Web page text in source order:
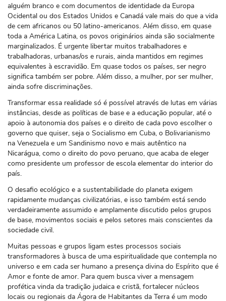
alguém branco e com documentos de identidade da Europa
Ocidental ou dos Estados Unidos e Canadá vale mais do que a vida
de cem africanos ou 50 latino-americanos. Além disso, em quase
toda a América Latina, os povos originários ainda são socialmente
marginalizados. É urgente libertar muitos trabalhadores e
trabalhadoras, urbanas/os e rurais, ainda mantidos em regimes
equivalentes à escravidão. Em quase todos os países, ser negro
significa também ser pobre. Além disso, a mulher, por ser mulher,
ainda sofre discriminações.
Transformar essa realidade só é possível através de lutas em várias
instâncias, desde as políticas de base e a educação popular, até o
apoio à autonomia dos países e o direito de cada povo escolher o
governo que quiser, seja o Socialismo em Cuba, o Bolivarianismo
na Venezuela e um Sandinismo novo e mais autêntico na
Nicarágua, como o direito do povo peruano, que acaba de eleger
como presidente um professor de escola elementar do interior do
país.
O desafio ecológico e a sustentabilidade do planeta exigem
rapidamente mudanças civilizatórias, e isso também está sendo
verdadeiramente assumido e amplamente discutido pelos grupos
de base, movimentos sociais e pelos setores mais conscientes da
sociedade civil.
Muitas pessoas e grupos ligam estes processos sociais
transformadores à busca de uma espiritualidade que contempla no
universo e em cada ser humano a presença divina do Espírito que é
Amor e fonte de amor. Para quem busca viver a mensagem
profética vinda da tradição judaica e cristã, fortalecer núcleos
locais ou regionais da Ágora de Habitantes da Terra é um modo